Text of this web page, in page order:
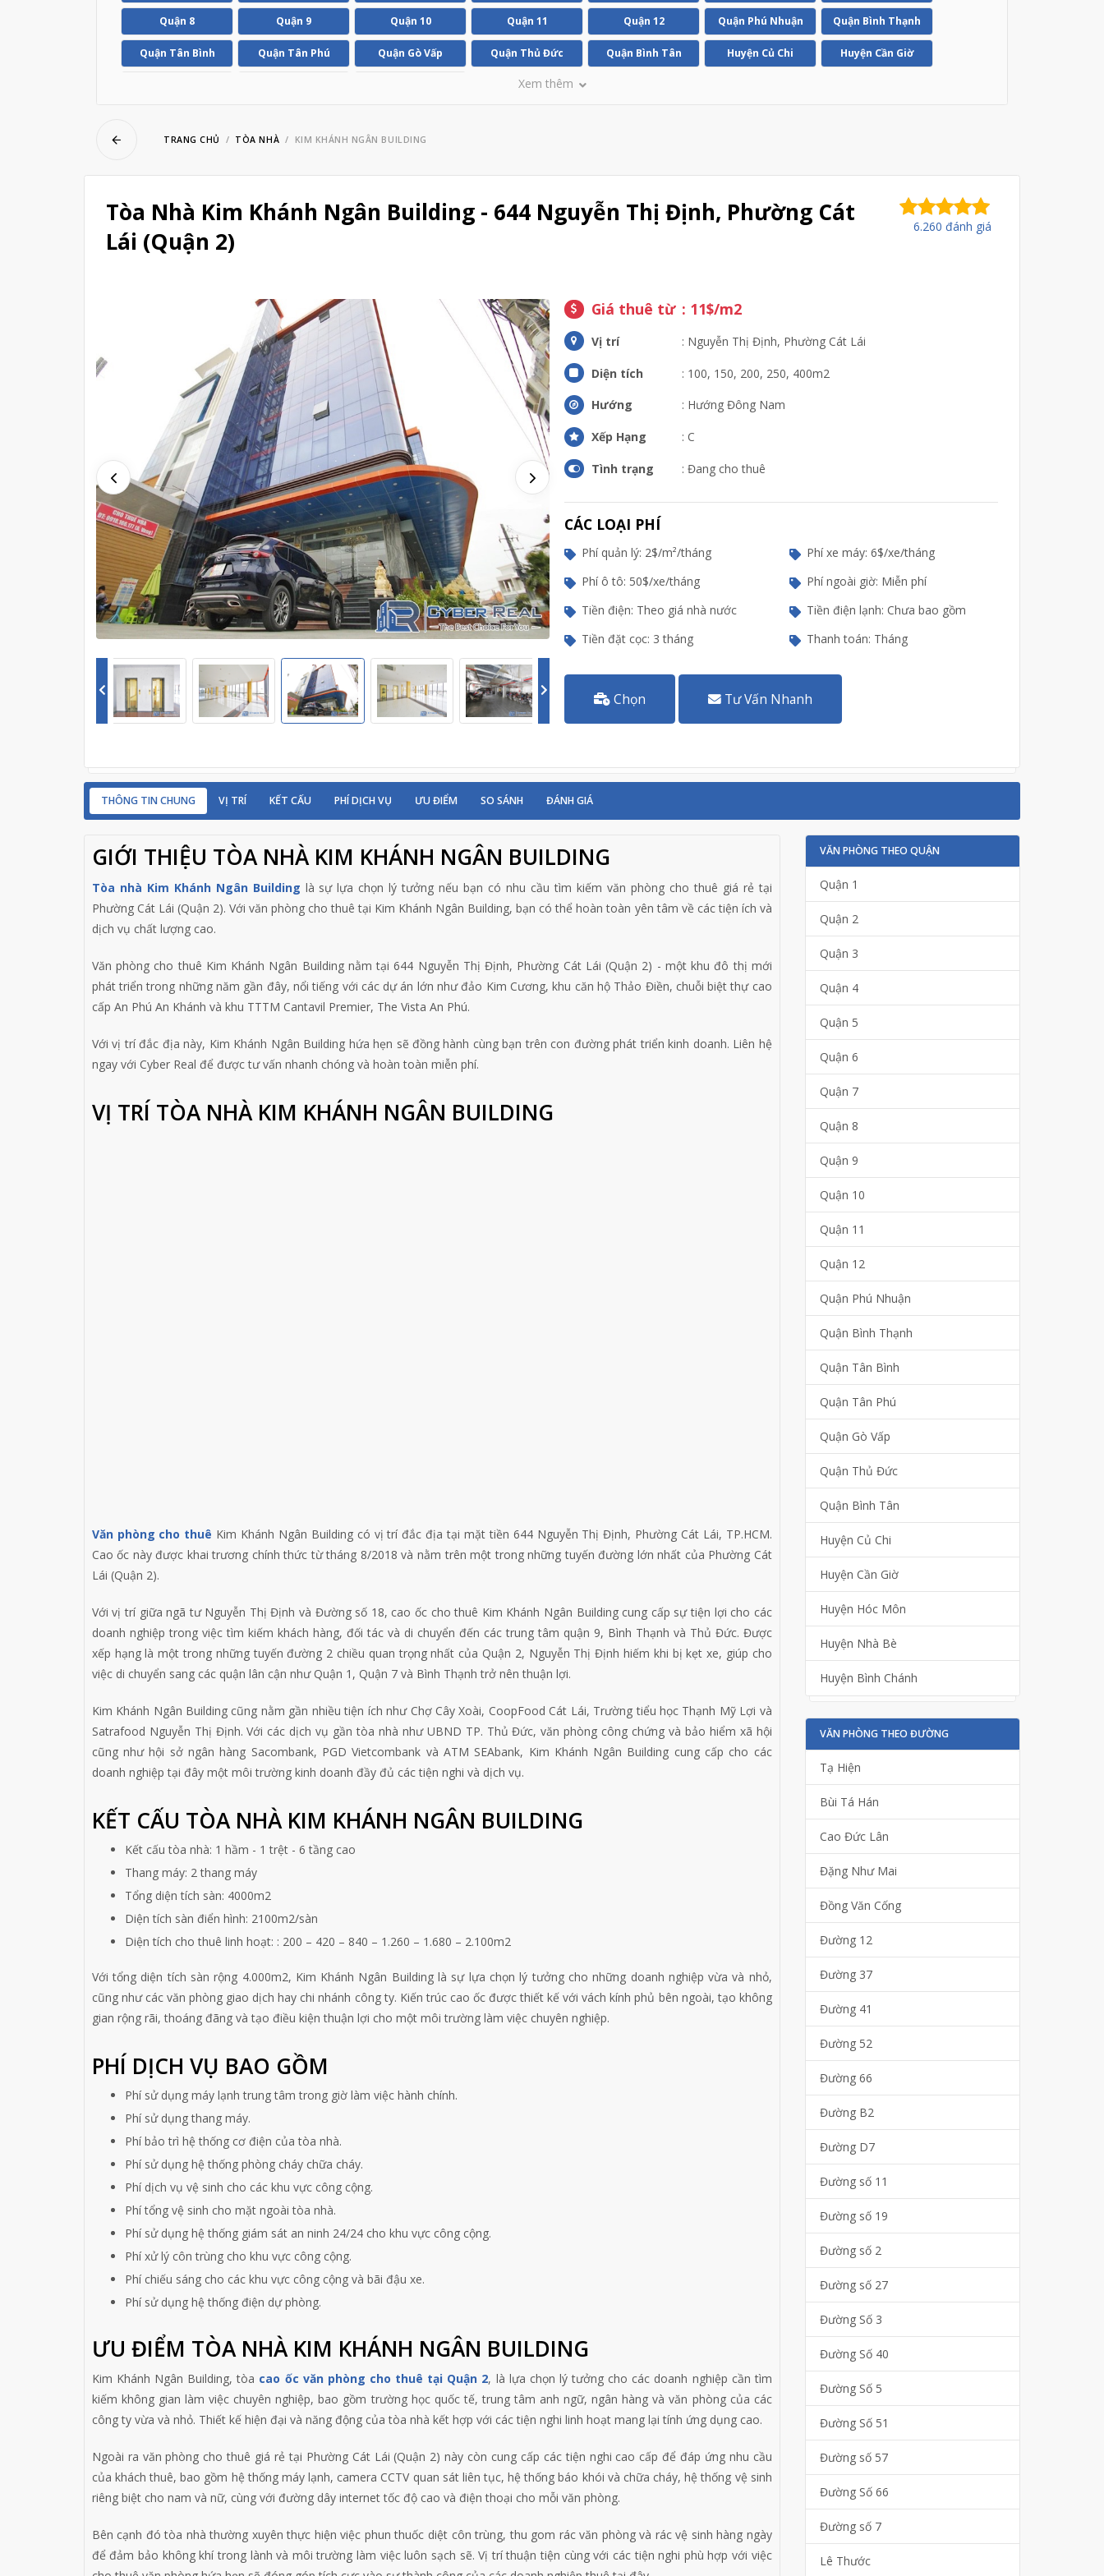
Quận 8 Quận 9 Quận 10 Quận 11 Quận 12 Quận Phú Nhuận Quận Bình Thạnh
Quận Tân Bình Quận Tân Phú Quận Gò Vấp Quận Thủ Đức Quận Bình Tân Huyện Củ Chi Huyện Cần Giờ
Xem thêm
TRANG CHỦ TÒA NHÀ KIM KHÁNH NGÂN BUILDING
Tòa Nhà Kim Khánh Ngân Building - 644 Nguyễn Thị Định, Phường Cát
Lái (Quận 2)
6.260 đánh giá
Giá thuê từ : 11$/m2
Vị trí : Nguyễn Thị Định, Phường Cát Lái
Diện tích : 100, 150, 200, 250, 400m2
Hướng : Hướng Đông Nam
Xếp Hạng : C
Tình trạng : Đang cho thuê
CÁC LOẠI PHÍ
Phí quản lý: 2$/m²/tháng
Phí xe máy: 6$/xe/tháng
Phí ô tô: 50$/xe/tháng
Phí ngoài giờ: Miễn phí
Tiền điện: Theo giá nhà nước
Tiền điện lạnh: Chưa bao gồm
Tiền đặt cọc: 3 tháng
Thanh toán: Tháng
Chọn Tư Vấn Nhanh
THÔNG TIN CHUNG VỊ TRÍ KẾT CẤU PHÍ DỊCH VỤ ƯU ĐIỂM SO SÁNH ĐÁNH GIÁ
GIỚI THIỆU TÒA NHÀ KIM KHÁNH NGÂN BUILDING
Tòa nhà Kim Khánh Ngân Building là sự lựa chọn lý tưởng nếu bạn có nhu cầu tìm kiếm văn phòng cho thuê giá rẻ tại
Phường Cát Lái (Quận 2). Với văn phòng cho thuê tại Kim Khánh Ngân Building, bạn có thể hoàn toàn yên tâm về các tiện ích và
dịch vụ chất lượng cao.
Văn phòng cho thuê Kim Khánh Ngân Building nằm tại 644 Nguyễn Thị Định, Phường Cát Lái (Quận 2) - một khu đô thị mới
phát triển trong những năm gần đây, nổi tiếng với các dự án lớn như đảo Kim Cương, khu căn hộ Thảo Điền, chuỗi biệt thự cao
cấp An Phú An Khánh và khu TTTM Cantavil Premier, The Vista An Phú.
Với vị trí đắc địa này, Kim Khánh Ngân Building hứa hẹn sẽ đồng hành cùng bạn trên con đường phát triển kinh doanh. Liên hệ
ngay với Cyber Real để được tư vấn nhanh chóng và hoàn toàn miễn phí.
VỊ TRÍ TÒA NHÀ KIM KHÁNH NGÂN BUILDING
Văn phòng cho thuê Kim Khánh Ngân Building có vị trí đắc địa tại mặt tiền 644 Nguyễn Thị Định, Phường Cát Lái, TP.HCM.
Cao ốc này được khai trương chính thức từ tháng 8/2018 và nằm trên một trong những tuyến đường lớn nhất của Phường Cát
Lái (Quận 2).
Với vị trí giữa ngã tư Nguyễn Thị Định và Đường số 18, cao ốc cho thuê Kim Khánh Ngân Building cung cấp sự tiện lợi cho các
doanh nghiệp trong việc tìm kiếm khách hàng, đối tác và di chuyển đến các trung tâm quận 9, Bình Thạnh và Thủ Đức. Được
xếp hạng là một trong những tuyến đường 2 chiều quan trọng nhất của Quận 2, Nguyễn Thị Định hiếm khi bị kẹt xe, giúp cho
việc di chuyển sang các quận lân cận như Quận 1, Quận 7 và Bình Thạnh trở nên thuận lợi.
Kim Khánh Ngân Building cũng nằm gần nhiều tiện ích như Chợ Cây Xoài, CoopFood Cát Lái, Trường tiểu học Thạnh Mỹ Lợi và
Satrafood Nguyễn Thị Định. Với các dịch vụ gần tòa nhà như UBND TP. Thủ Đức, văn phòng công chứng và bảo hiểm xã hội
cũng như hội sở ngân hàng Sacombank, PGD Vietcombank và ATM SEAbank, Kim Khánh Ngân Building cung cấp cho các
doanh nghiệp tại đây một môi trường kinh doanh đầy đủ các tiện nghi và dịch vụ.
KẾT CẤU TÒA NHÀ KIM KHÁNH NGÂN BUILDING
Kết cấu tòa nhà: 1 hầm - 1 trệt - 6 tầng cao
Thang máy: 2 thang máy
Tổng diện tích sàn: 4000m2
Diện tích sàn điển hình: 2100m2/sàn
Diện tích cho thuê linh hoạt: : 200 – 420 – 840 – 1.260 – 1.680 – 2.100m2
Với tổng diện tích sàn rộng 4.000m2, Kim Khánh Ngân Building là sự lựa chọn lý tưởng cho những doanh nghiệp vừa và nhỏ,
cũng như các văn phòng giao dịch hay chi nhánh công ty. Kiến trúc cao ốc được thiết kế với vách kính phủ bên ngoài, tạo không
gian rộng rãi, thoáng đãng và tạo điều kiện thuận lợi cho một môi trường làm việc chuyên nghiệp.
PHÍ DỊCH VỤ BAO GỒM
Phí sử dụng máy lạnh trung tâm trong giờ làm việc hành chính.
Phí sử dụng thang máy.
Phí bảo trì hệ thống cơ điện của tòa nhà.
Phí sử dụng hệ thống phòng cháy chữa cháy.
Phí dịch vụ vệ sinh cho các khu vực công cộng.
Phí tổng vệ sinh cho mặt ngoài tòa nhà.
Phí sử dụng hệ thống giám sát an ninh 24/24 cho khu vực công cộng.
Phí xử lý côn trùng cho khu vực công cộng.
Phí chiếu sáng cho các khu vực công cộng và bãi đậu xe.
Phí sử dụng hệ thống điện dự phòng.
ƯU ĐIỂM TÒA NHÀ KIM KHÁNH NGÂN BUILDING
Kim Khánh Ngân Building, tòa cao ốc văn phòng cho thuê tại Quận 2, là lựa chọn lý tưởng cho các doanh nghiệp cần tìm
kiếm không gian làm việc chuyên nghiệp, bao gồm trường học quốc tế, trung tâm anh ngữ, ngân hàng và văn phòng của các
công ty vừa và nhỏ. Thiết kế hiện đại và năng động của tòa nhà kết hợp với các tiện nghi linh hoạt mang lại tính ứng dụng cao.
Ngoài ra văn phòng cho thuê giá rẻ tại Phường Cát Lái (Quận 2) này còn cung cấp các tiện nghi cao cấp để đáp ứng nhu cầu
của khách thuê, bao gồm hệ thống máy lạnh, camera CCTV quan sát liên tục, hệ thống báo khói và chữa cháy, hệ thống vệ sinh
riêng biệt cho nam và nữ, cùng với đường dây internet tốc độ cao và điện thoại cho mỗi văn phòng.
Bên cạnh đó tòa nhà thường xuyên thực hiện việc phun thuốc diệt côn trùng, thu gom rác văn phòng và rác vệ sinh hàng ngày
để đảm bảo không khí trong lành và môi trường làm việc luôn sạch sẽ. Vị trí thuận tiện cùng với các tiện nghi phù hợp với việc
VĂN PHÒNG THEO QUẬN
Quận 1
Quận 2
Quận 3
Quận 4
Quận 5
Quận 6
Quận 7
Quận 8
Quận 9
Quận 10
Quận 11
Quận 12
Quận Phú Nhuận
Quận Bình Thạnh
Quận Tân Bình
Quận Tân Phú
Quận Gò Vấp
Quận Thủ Đức
Quận Bình Tân
Huyện Củ Chi
Huyện Cần Giờ
Huyện Hóc Môn
Huyện Nhà Bè
Huyện Bình Chánh
VĂN PHÒNG THEO ĐƯỜNG
Tạ Hiện
Bùi Tá Hán
Cao Đức Lân
Đặng Như Mai
Đồng Văn Cống
Đường 12
Đường 37
Đường 41
Đường 52
Đường 66
Đường B2
Đường D7
Đường số 11
Đường số 19
Đường số 2
Đường số 27
Đường Số 3
Đường Số 40
Đường Số 5
Đường Số 51
Đường số 57
Đường Số 66
Đường số 7
Lê Thước